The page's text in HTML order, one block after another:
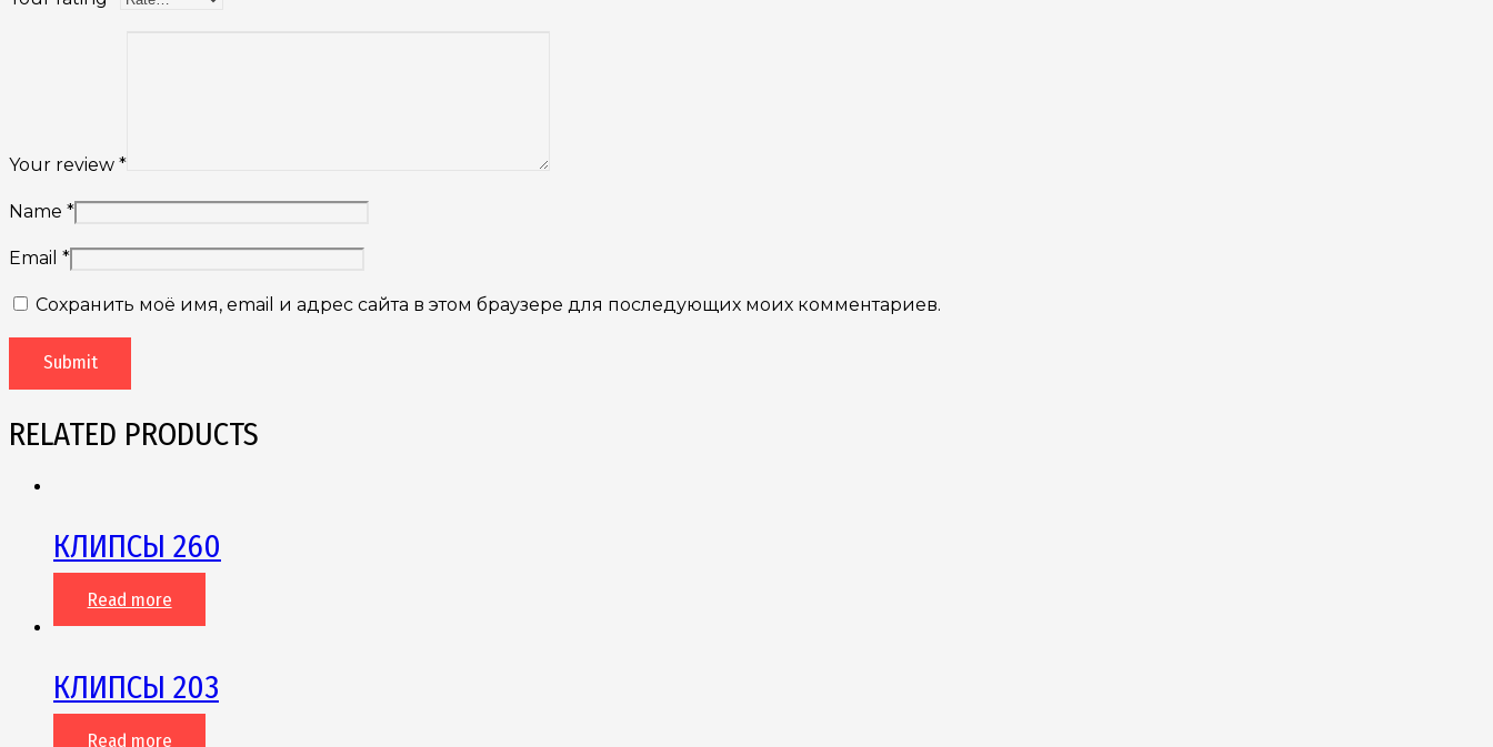
Your review *
Name *
Email *
Сохранить моё имя, email и адрес сайта в этом браузере для последующих моих комментариев.
RELATED PRODUCTS
КЛИПСЫ 260
Read more
КЛИПСЫ 203
Read more